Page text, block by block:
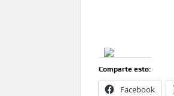
Comparte esto:
Facebook